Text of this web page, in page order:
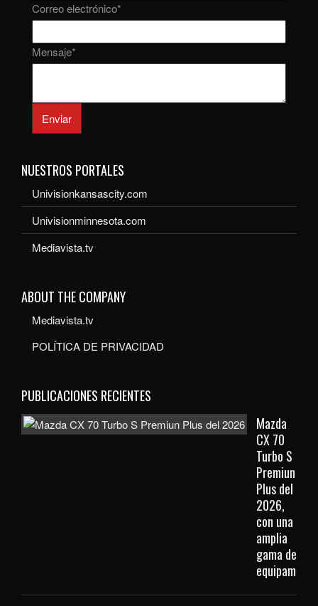
Correo electrónico*
Mensaje*
Enviar
NUESTROS PORTALES
Univisionkansascity.com
Univisionminnesota.com
Mediavista.tv
ABOUT THE COMPANY
Mediavista.tv
POLÍTICA DE PRIVACIDAD
PUBLICACIONES RECIENTES
Mazda
CX 70
Turbo S
Premiun
Plus del
2026,
con una
amplia
gama de